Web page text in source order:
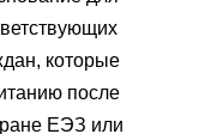
которые
после
ЕЭЗ или